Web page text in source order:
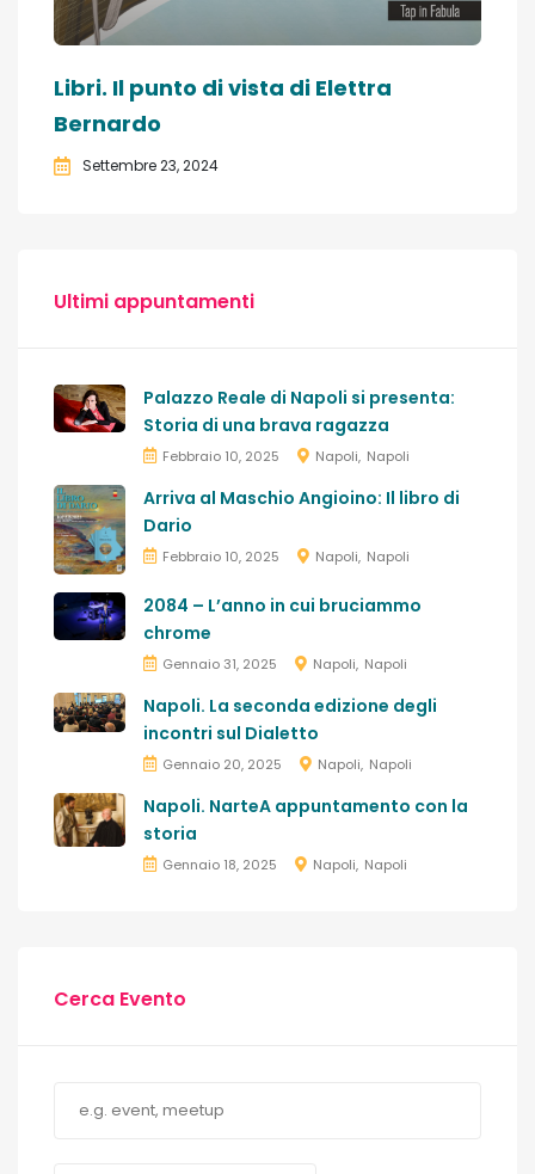
Libri. Il punto di vista di Elettra
Bernardo
Settembre 23, 2024
Ultimi appuntamenti
Palazzo Reale di Napoli si presenta:
Storia di una brava ragazza
Febbraio 10, 2025 Napoli Napoli
Arriva al Maschio Angioino: Il libro di
Dario
Febbraio 10, 2025 Napoli Napoli
2084 – L’anno in cui bruciammo
chrome
Gennaio 31, 2025 Napoli Napoli
Napoli. La seconda edizione degli
incontri sul Dialetto
Gennaio 20, 2025 Napoli Napoli
Napoli. NarteA appuntamento con la
storia
Gennaio 18, 2025 Napoli Napoli
Cerca Evento